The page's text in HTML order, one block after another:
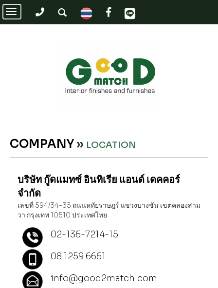
Toggle
navigation
COMPANY » LOCATION
บริษัท กู๊ดแมทซ์ อินทิเรีย แอนด์ เดคคอร์
จำกัด
เลขที่ 594/34-35 ถนนหทัยราษฎร์ แขวงบางชัน เขตคลองสาม
วา กรุงเทพ 10510 ประเทศไทย
02-136-7214-15
08 1259 6661
info@good2match.com